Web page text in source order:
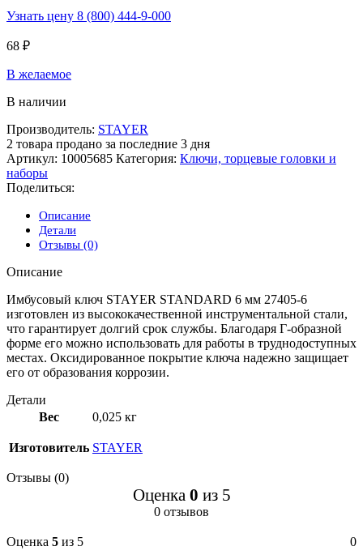
Узнать цену 8 (800) 444-9-000
68 ₽
В желаемое
В наличии
Производитель: STAYER
2 товара продано за последние 3 дня
Артикул: 10005685 Категория: Ключи, торцевые головки и
наборы
Поделиться:
Описание
Детали
Отзывы (0)
Описание
Имбусовый ключ STAYER STANDARD 6 мм 27405-6
изготовлен из высококачественной инструментальной стали,
что гарантирует долгий срок службы. Благодаря Г-образной
форме его можно использовать для работы в труднодоступных
местах. Оксидированное покрытие ключа надежно защищает
его от образования коррозии.
Детали
Вес
0,025 кг
Изготовитель STAYER
Отзывы (0)
Оценка 0 из 5
0 отзывов
Оценка 5 из 5
0